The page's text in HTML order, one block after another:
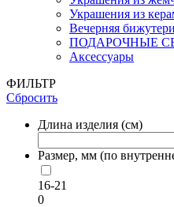
Украшения из
Вечерняя
ПОДАРОЧНЫЕ
Аксессуары
ФИЛЬТР
Сбросить
Длина изделия (см)
Размер, мм (по
16-21
0